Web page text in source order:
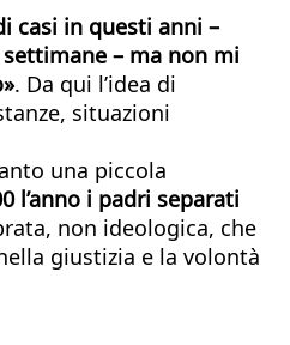
casi in questi anni –
– ma non mi
. Da qui l’idea di
situazioni
una piccola
l’anno i padri separati
non ideologica, che
giustizia e la volontà